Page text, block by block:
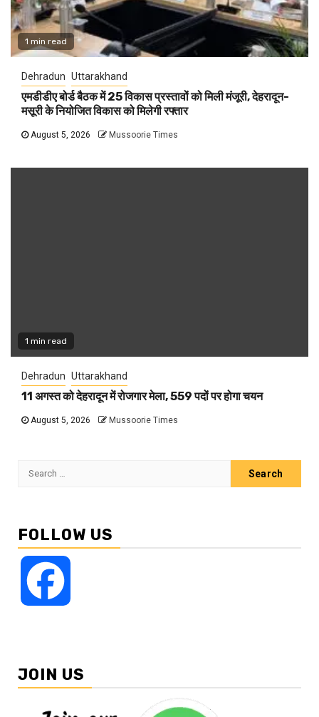
1 min read
Dehradun Uttarakhand
एमडीडीए बोर्ड बैठक में 25 विकास प्रस्तावों को मिली मंजूरी, देहरादून-
मसूरी के नियोजित विकास को मिलेगी रफ्तार
August 5, 2026 Mussoorie Times
1 min read
Dehradun Uttarakhand
11 अगस्त को देहरादून में रोजगार मेला, 559 पदों पर होगा चयन
August 5, 2026 Mussoorie Times
Search
FOLLOW US
JOIN US